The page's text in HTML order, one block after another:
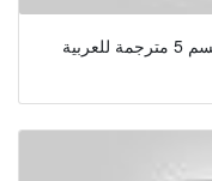
مسلسل العشق الممنوع الحلقة 34 القسم 5 مترجمة للعربية